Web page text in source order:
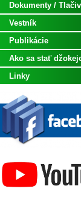
Dokumenty /
Vestník
Publikácie
Ako sa stať
Linky